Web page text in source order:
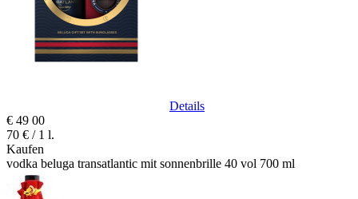
Details
€ 49 00
70 € / 1 l.
Kaufen
vodka beluga transatlantic mit sonnenbrille 40 vol 700 ml